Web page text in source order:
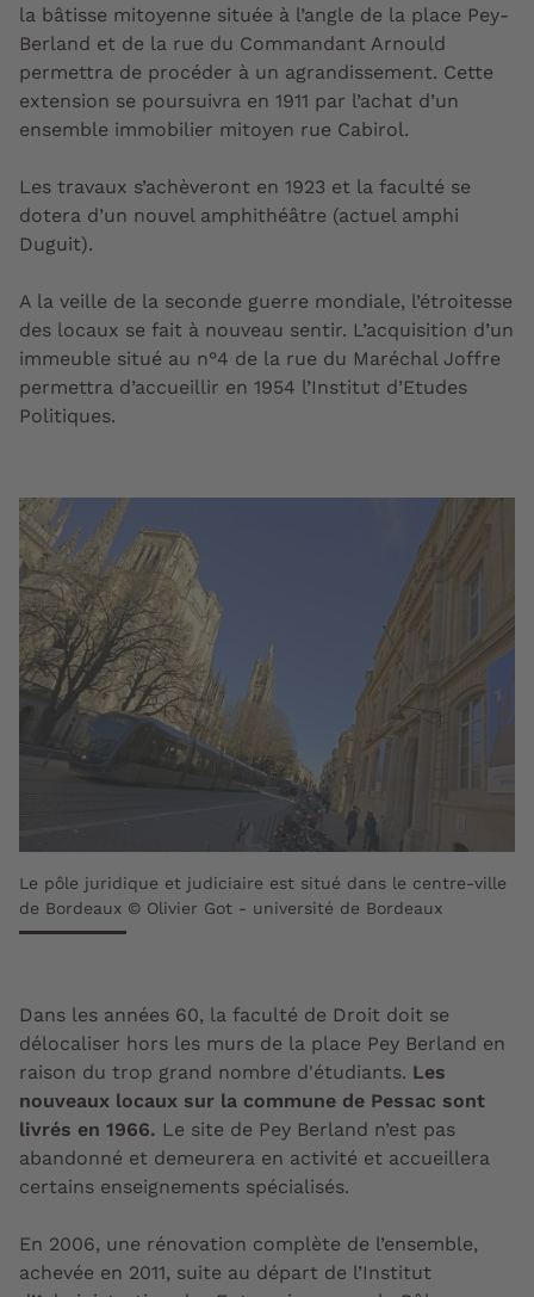
la bâtisse mitoyenne située à l’angle de la place Pey-
Berland et de la rue du Commandant Arnould
permettra de procéder à un agrandissement. Cette
extension se poursuivra en 1911 par l’achat d’un
ensemble immobilier mitoyen rue Cabirol.
Les travaux s’achèveront en 1923 et la faculté se
dotera d’un nouvel amphithéâtre (actuel amphi
Duguit).
A la veille de la seconde guerre mondiale, l’étroitesse
des locaux se fait à nouveau sentir. L’acquisition d’un
immeuble situé au n°4 de la rue du Maréchal Joffre
permettra d’accueillir en 1954 l’Institut d’Etudes
Politiques.
Le pôle juridique et judiciaire est situé dans le centre-ville
de Bordeaux © Olivier Got - université de Bordeaux
Dans les années 60, la faculté de Droit doit se
délocaliser hors les murs de la place Pey Berland en
raison du trop grand nombre d'étudiants. Les
nouveaux locaux sur la commune de Pessac sont
livrés en 1966. Le site de Pey Berland n’est pas
abandonné et demeurera en activité et accueillera
certains enseignements spécialisés.
En 2006, une rénovation complète de l’ensemble,
achevée en 2011, suite au départ de l’Institut